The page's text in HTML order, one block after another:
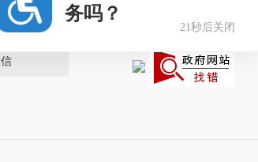
务吗？
21秒后关闭